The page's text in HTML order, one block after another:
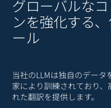
グローバルな
ンを強化する
ール
当社のLLMは独自のデー
家により訓練されており
れた翻訳を提供します。